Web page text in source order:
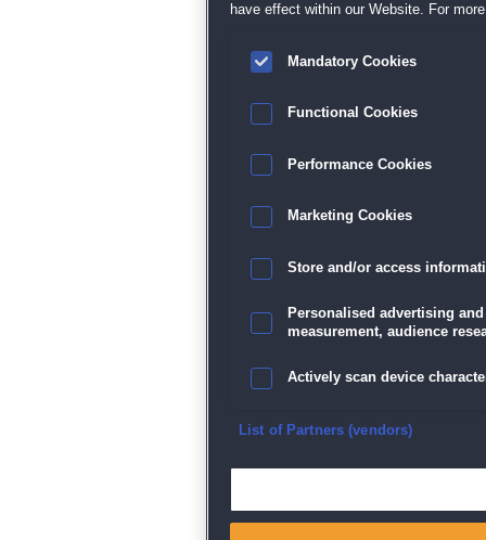
Datenschutz| AGB|Impressum
have effect within our Website. For
Mandatory Cookies
Functional Cookies
Performance Cookies
Marketing Cookies
Store and/or access
Personalised advertising
measurement, audience
Actively scan device
Ensure security, prevent
List of Partners (vendors)